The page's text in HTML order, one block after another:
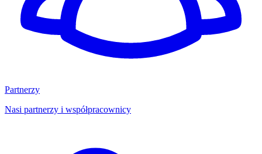
Partnerzy
Nasi partnerzy i współpracownicy